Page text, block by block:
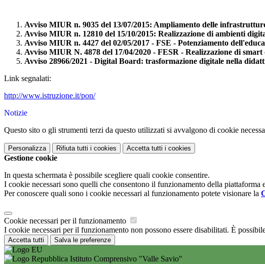
Avviso MIUR n. 9035 del 13/07/2015: Ampliamento delle
Avviso MIUR n. 12810 del 15/10/2015: Realizzazione di ambienti
Avviso MIUR n. 4427 del 02/05/2017 - FSE - Potenziamento
Avviso MIUR N. 4878 del 17/04/2020 - FESR - Realizzazione di smart
Avviso 28966/2021 - Digital Board: trasformazione digitale nella
Link segnalati:
http://www.istruzione.it/pon/
Notizie
Questo sito o gli strumenti terzi da questo utilizzati si avvalgono di cookie
Personalizza Rifiuta tutti i cookies Accetta tutti i cookies
Gestione cookie
In questa schermata è possibile scegliere quali cookie consentire.
I cookie necessari sono quelli che consentono il funzionamento della piattaforma
Per conoscere quali sono i cookie necessari al funzionamento potete visionare la
Cookie necessari per il funzionamento
I cookie necessari per il funzionamento non possono essere disabilitati. È
Accetta tutti Salva le preferenze
Istituto Comprensivo "Valle Savio"